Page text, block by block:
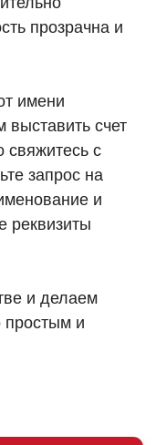
прозрачна и
имени
счет
с
запрос на
и
реквизиты
и делаем
простым и